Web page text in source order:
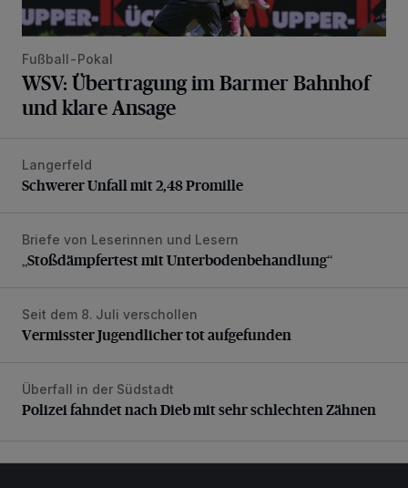
Fußball-Pokal
WSV: Übertragung im Barmer Bahnhof
und klare Ansage
Schwerer Unfall mit 2,48 Promille
Langerfeld
Schwerer Unfall mit 2,48 Promille
„Stoßdämpfertest mit Unterbodenbehandlung“
Briefe von Leserinnen und Lesern
„Stoßdämpfertest mit Unterbodenbehandlung“
Vermisster Jugendlicher tot aufgefunden
Seit dem 8. Juli verschollen
Vermisster Jugendlicher tot aufgefunden
Polizei fahndet nach Dieb mit sehr schlechten Zähnen
Überfall in der Südstadt
Polizei fahndet nach Dieb mit sehr schlechten Zähnen